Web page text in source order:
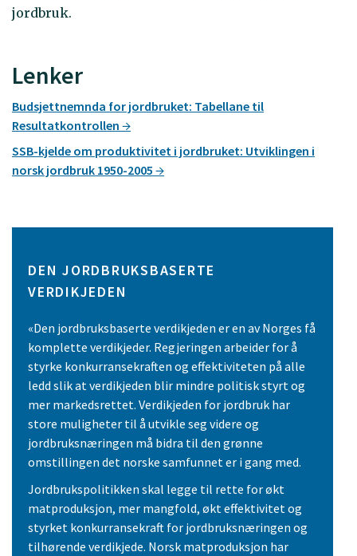
jordbruk.
Lenker
Budsjettnemnda for jordbruket: Tabellane til
Resultatkontrollen
SSB-kjelde om produktivitet i jordbruket: Utviklingen i
norsk jordbruk 1950-2005
DEN JORDBRUKSBASERTE
VERDIKJEDEN
«Den jordbruksbaserte verdikjeden er en av Norges få
komplette verdikjeder. Regjeringen arbeider for å
styrke konkurransekraften og effektiviteten på alle
ledd slik at verdikjeden blir mindre politisk styrt og
mer markedsrettet. Verdikjeden for jordbruk har
store muligheter til å utvikle seg videre og
jordbruksnæringen må bidra til den grønne
omstillingen det norske samfunnet er i gang med.
Jordbrukspolitikken skal legge til rette for økt
matproduksjon, mer mangfold, økt effektivitet og
styrket konkurransekraft for jordbruksnæringen og
tilhørende verdikjede. Norsk matproduksjon har